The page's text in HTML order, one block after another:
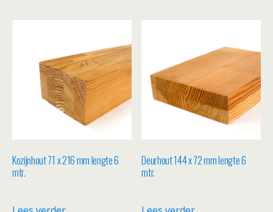
Kozijnhout 71 x 216 mm lengte 6
mtr.
Deurhout 144 x 72 mm lengte 6
mtr.